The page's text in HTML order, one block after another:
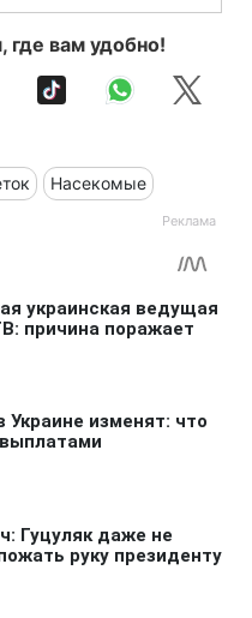
где вам удобно!
Насекомые